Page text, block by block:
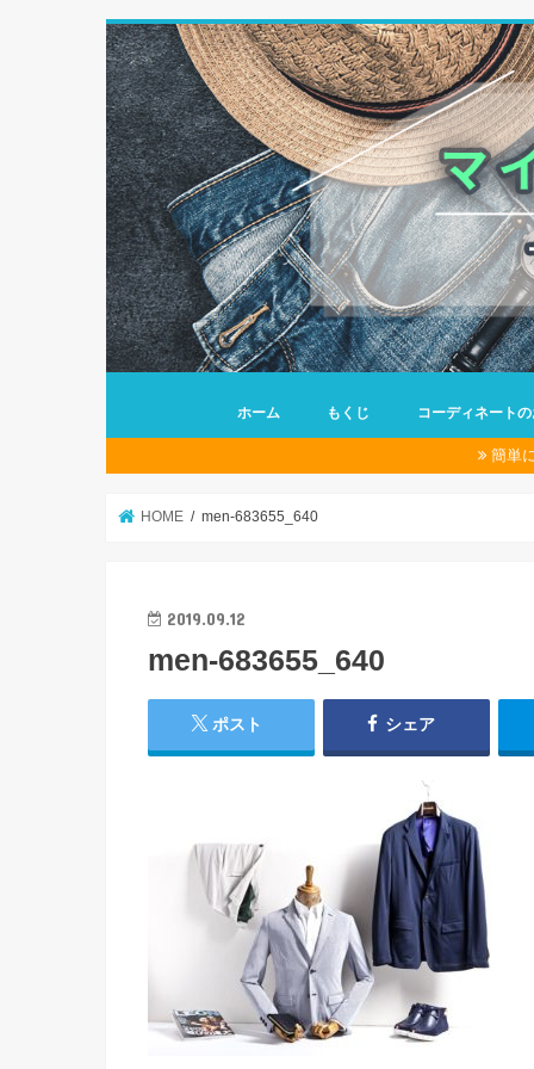
ホーム もくじ コーディネート
簡単
HOME men-683655_640
2019.09.12
men-683655_640
ポスト シェア